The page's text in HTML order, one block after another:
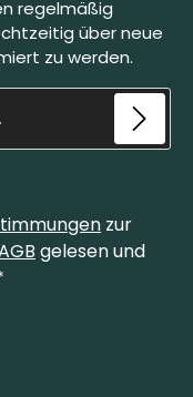
mit bei.Die
möglich.
regelmäßig
über neue
zu werden.
zur
gelesen und